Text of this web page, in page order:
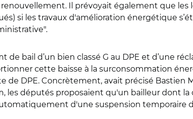
Il prévoyait également que les
si les travaux d'amélioration énergétique
de bail d’un bien classé G au DPE et d’une
cette baisse à la surconsommation
de DPE. Concrètement, avait précisé
les députés proposaient qu'un bailleur dont
d'une suspension temporaire